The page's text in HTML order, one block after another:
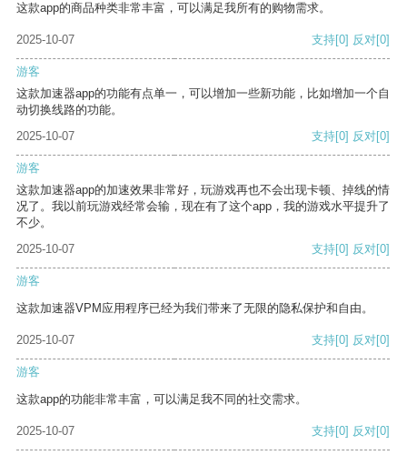
这款app的商品种类非常丰富，可以满足我所有的购物需求。
2025-10-07 支持[0] 反对[0]
游客
这款加速器app的功能有点单一，可以增加一些新功能，比如增加一个自
动切换线路的功能。
2025-10-07
支持[0] 反对[0]
游客
这款加速器app的加速效果非常好，玩游戏再也不会出现卡顿、掉线的情
况了。我以前玩游戏经常会输，现在有了这个app，我的游戏水平提升了
不少。
2025-10-07
支持[0] 反对[0]
游客
这款加速器VPM应用程序已经为我们带来了无限的隐私保护和自由。
2025-10-07 支持[0] 反对[0]
游客
这款app的功能非常丰富，可以满足我不同的社交需求。
2025-10-07 支持[0] 反对[0]